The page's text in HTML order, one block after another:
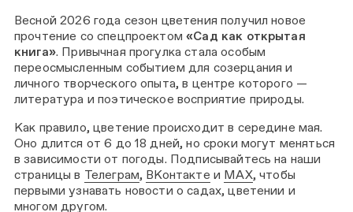
Весной 2026 года сезон цветения получил новое
прочтение со спецпроектом«Сад как открытая
книга». Привычная прогулка стала особым
переосмысленным событием для созерцания и
личного творческого опыта, в центре которого —
литература и поэтическое восприятие природы.
Как правило, цветение происходит в середине мая.
Оно длится от 6 до 18 дней, но сроки могут меняться
в зависимости от погоды. Подписывайтесь на наши
страницы в Телеграм, ВКонтакте и MAX, чтобы
первыми узнавать новости о садах, цветении и
многом другом.